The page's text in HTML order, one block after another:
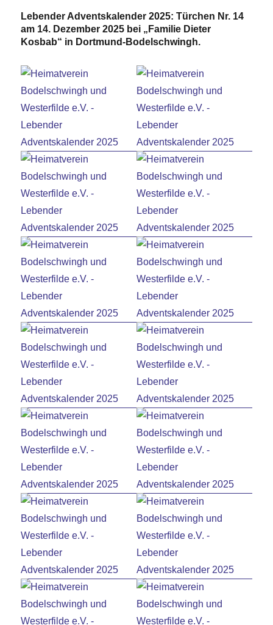
Lebender Adventskalender 2025: Türchen Nr. 14
am 14. Dezember 2025 bei „Familie Dieter
Kosbab“ in Dortmund-Bodelschwingh.